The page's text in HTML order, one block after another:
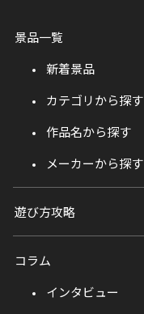
景品一覧
新着景品
カテゴリから探す
作品名から探す
メーカーから探す
遊び方攻略
コラム
インタビュー